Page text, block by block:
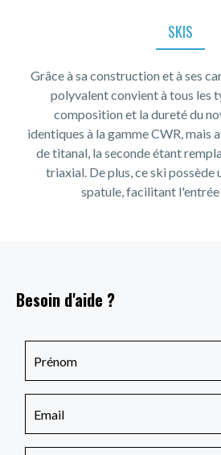
SKIS
Grâce à sa construction et à ses
polyvalent convient à tous les
composition et la dureté du
identiques à la gamme CWR, mais
de titanal, la seconde étant
triaxial. De plus, ce ski possède
spatule, facilitant l'entrée
Besoin d'aide ?